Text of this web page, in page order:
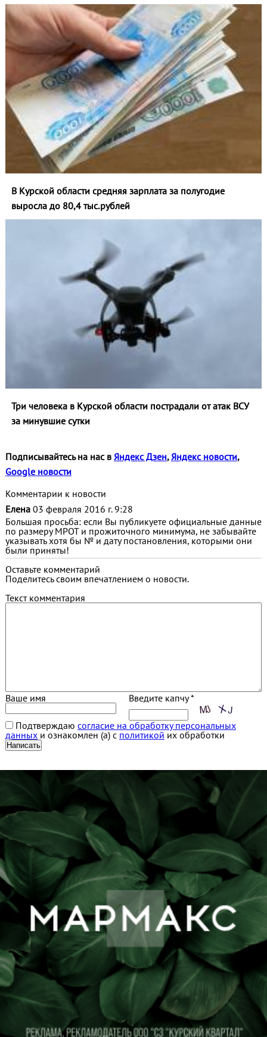
В Курской области средняя зарплата за полугодие
выросла до 80,4 тыс.рублей
Три человека в Курской области пострадали от атак ВСУ
за минувшие сутки
Подписывайтесь на нас в Яндекс Дзен, Яндекс новости,
Google новости
Комментарии к новости
Елена 03 февраля 2016 г. 9:28
Большая просьба: если Вы публикуете официальные данные
по размеру МРОТ и прожиточного минимума, не забывайте
указывать хотя бы № и дату постановления, которыми они
были приняты!
Оставьте комментарий
Поделитесь своим впечатлением о новости.
Текст комментария
Ваше имя Введите капчу *
Подтверждаю согласие на обработку персональных
данныхи ознакомлен (а) с политикой их обработки